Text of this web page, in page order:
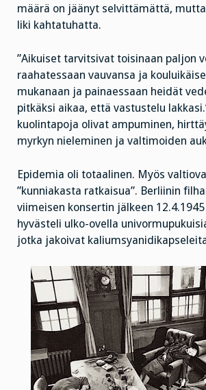
määrä on jäänyt selvittämättä,
liki kahtatuhatta.
”Aikuiset tarvitsivat toisinaan paljon
raahatessaan vauvansa ja
mukanaan ja painaessaan heidät
pitkäksi aikaa, että vastustelu
kuolintapoja olivat ampuminen,
myrkyn nieleminen ja valtimoiden
Epidemia oli totaalinen. Myös
”kunniakasta ratkaisua”. Berliinin
viimeisen konsertin jälkeen
hyvästeli ulko-ovella
jotka jakoivat